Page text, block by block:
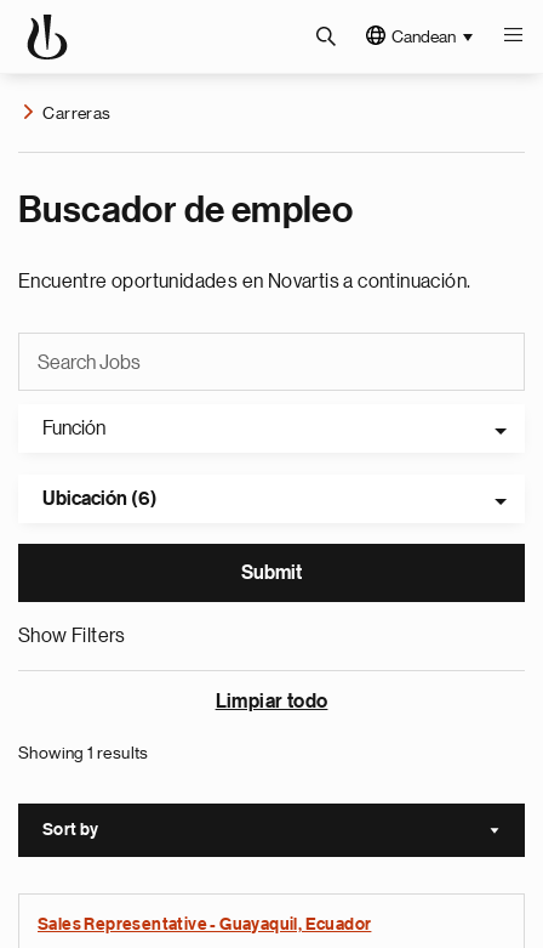
Candean
Carreras
Buscador de empleo
Encuentre oportunidades en Novartis a continuación.
Función
Ubicación (6)
Show Filters
Limpiar todo
Showing 1 results
Sort by Sort
Sales Representative - Guayaquil, Ecuador